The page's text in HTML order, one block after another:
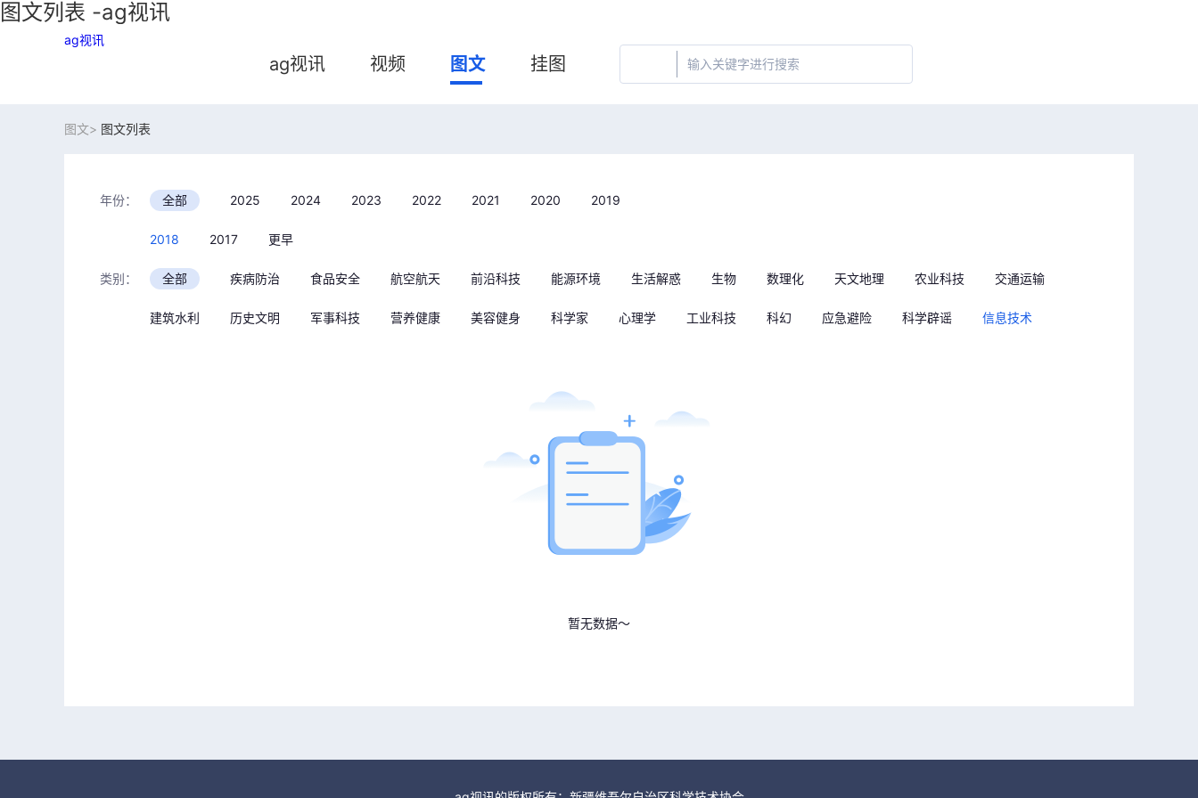
图文列表 -ag视讯
ag视讯
ag视讯 视频 图文 挂图
图文> 图文列表
年份： 全部 2025 2024 2023 2022 2021 2020 2019
2018 2017 更早
类别： 全部 疾病防治 食品安全 航空航天 前沿科技 能源环境 生活解惑 生物 数理化 天文地理 农业科技 交通运输
建筑水利 历史文明 军事科技 营养健康 美容健身 科学家 心理学 工业科技 科幻 应急避险 科学辟谣 信息技术
暂无数据～